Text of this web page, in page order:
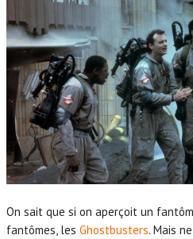
On sait que si on aperçoit un
fantômes, les Ghostbusters. Mais